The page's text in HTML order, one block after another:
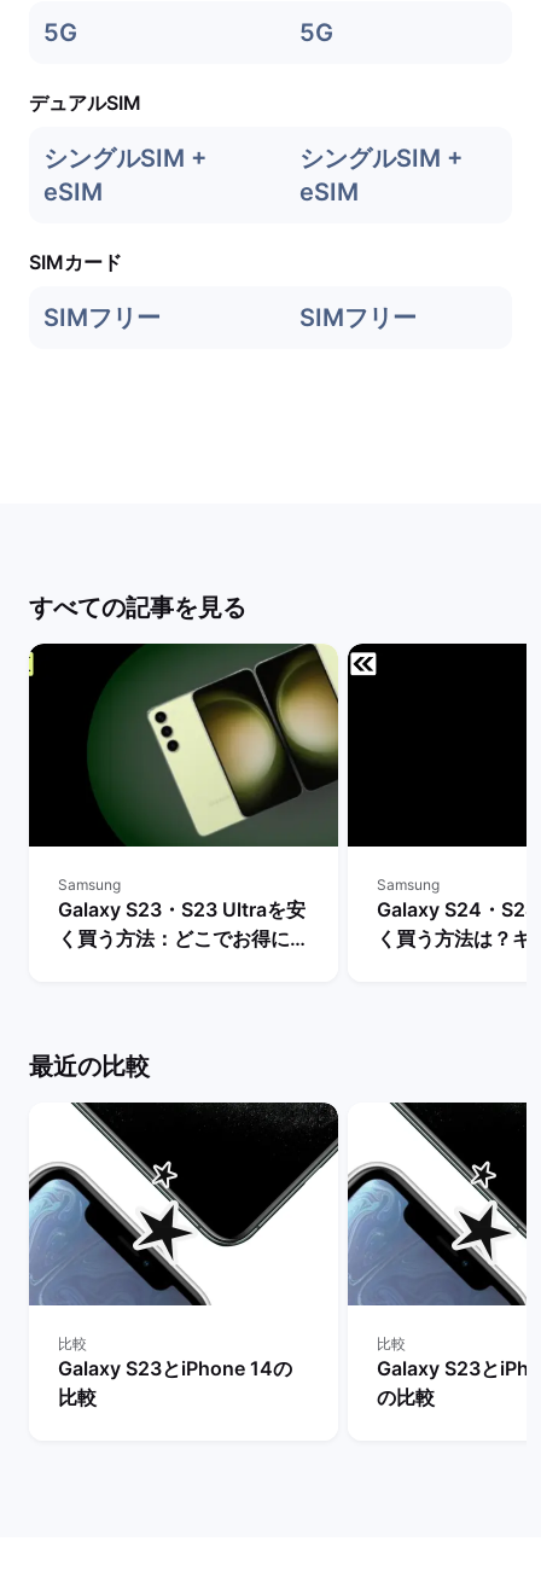
5G 5G
デュアルSIM
シングルSIM +
eSIM
シングルSIM +
eSIM
SIMカード
SIMフリー SIMフリー
すべての記事を見る
Samsung
Galaxy S23・S23 Ultraを安
く買う方法：どこでお得に購
Samsung
Galaxy S24・
く買う方法は？キ
最近の比較
比較
Galaxy S23とiPhone 14の
比較
比較
Galaxy S23と
の比較